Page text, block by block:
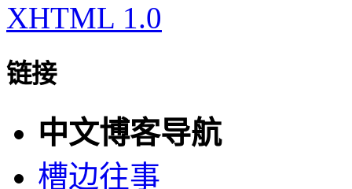
XHTML 1.0
链接
中文博客导航
槽边往事